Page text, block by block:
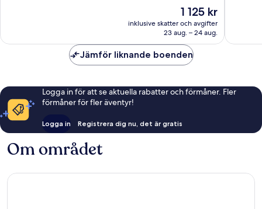
Priset
1 125 kr
1 125 kr
inklusive skatter och avgifter
23 aug. – 24 aug.
Jämför liknande boenden
Logga in för att se aktuella rabatter och förmåner. Fler
förmåner för fler äventyr!
Logga in Registrera dig nu, det är gratis
Om området